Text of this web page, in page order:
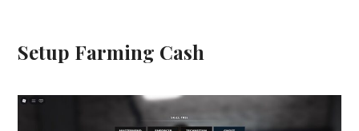
Setup Farming Cash